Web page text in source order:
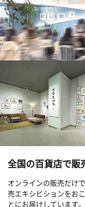
全国の百貨店で販
オンラインの販売だけ
売エキシビションをお
とにお届けしています。